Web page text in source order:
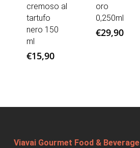
cremoso al
tartufo
nero 150
ml
€15,90
oro
0,250ml
€29,90
Viavai Gourmet Food & Beverage